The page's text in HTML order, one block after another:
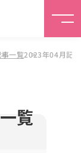
一覧2023年04月記
覧